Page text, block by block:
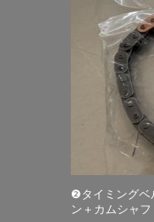
❷タイミングベ
ン＋カムシャ